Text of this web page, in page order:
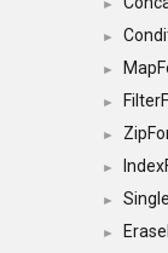
►
►
►
►
►
►
►
►